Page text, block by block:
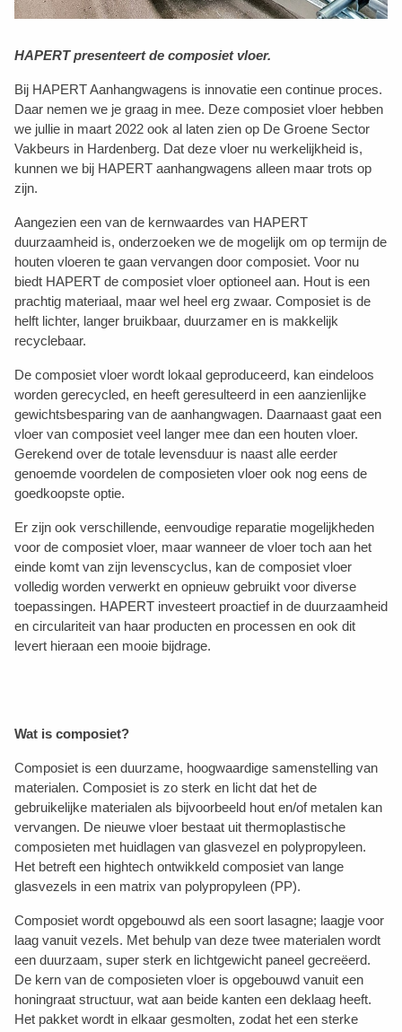
HAPERT presenteert de composiet vloer.
Bij HAPERT Aanhangwagens is innovatie een continue proces.
Daar nemen we je graag in mee. Deze composiet vloer hebben
we jullie in maart 2022 ook al laten zien op De Groene Sector
Vakbeurs in Hardenberg. Dat deze vloer nu werkelijkheid is,
kunnen we bij HAPERT aanhangwagens alleen maar trots op
zijn.
Aangezien een van de kernwaardes van HAPERT
duurzaamheid is, onderzoeken we de mogelijk om op termijn de
houten vloeren te gaan vervangen door composiet. Voor nu
biedt HAPERT de composiet vloer optioneel aan. Hout is een
prachtig materiaal, maar wel heel erg zwaar. Composiet is de
helft lichter, langer bruikbaar, duurzamer en is makkelijk
recyclebaar.
De composiet vloer wordt lokaal geproduceerd, kan eindeloos
worden gerecycled, en heeft geresulteerd in een aanzienlijke
gewichtsbesparing van de aanhangwagen. Daarnaast gaat een
vloer van composiet veel langer mee dan een houten vloer.
Gerekend over de totale levensduur is naast alle eerder
genoemde voordelen de composieten vloer ook nog eens de
goedkoopste optie.
Er zijn ook verschillende, eenvoudige reparatie mogelijkheden
voor de composiet vloer, maar wanneer de vloer toch aan het
einde komt van zijn levenscyclus, kan de composiet vloer
volledig worden verwerkt en opnieuw gebruikt voor diverse
toepassingen. HAPERT investeert proactief in de duurzaamheid
en circulariteit van haar producten en processen en ook dit
levert hieraan een mooie bijdrage.
Wat is composiet?
Composiet is een duurzame, hoogwaardige samenstelling van
materialen. Composiet is zo sterk en licht dat het de
gebruikelijke materialen als bijvoorbeeld hout en/of metalen kan
vervangen. De nieuwe vloer bestaat uit thermoplastische
composieten met huidlagen van glasvezel en polypropyleen.
Het betreft een hightech ontwikkeld composiet van lange
glasvezels in een matrix van polypropyleen (PP).
Composiet wordt opgebouwd als een soort lasagne; laagje voor
laag vanuit vezels. Met behulp van deze twee materialen wordt
een duurzaam, super sterk en lichtgewicht paneel gecreëerd.
De kern van de composieten vloer is opgebouwd vanuit een
honingraat structuur, wat aan beide kanten een deklaag heeft.
Het pakket wordt in elkaar gesmolten, zodat het een sterke